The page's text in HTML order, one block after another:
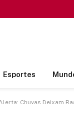
Esportes
Chuvas Deixam